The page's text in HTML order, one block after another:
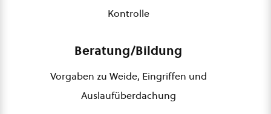
Kontrolle
Beratung/Bildung
Vorgaben zu Weide, Eingriffen und
Auslaufüberdachung